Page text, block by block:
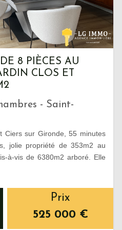
8 PIÈCES AU
CLOS ET
- Saint-
Ciers sur Gironde, 55 minutes
jolie propriété de 353m2 au
à-vis de 6380m2 arboré. Elle
Prix
525 000 €